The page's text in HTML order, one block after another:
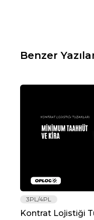
Benzer
3PL/4PL
Kontrat Lojistiği